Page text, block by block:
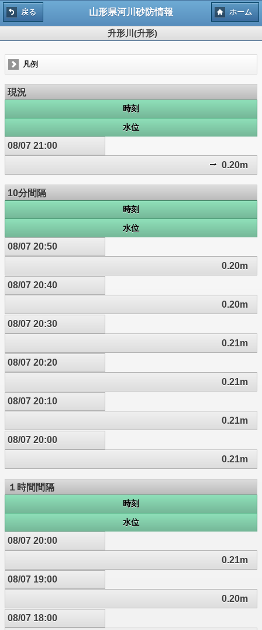
戻る 山形県河川砂防情報 ホーム
升形川(升形)
凡例
現況
時刻
水位
08/07 21:00
0.20m
10分間隔
時刻
水位
08/07 20:50
0.20m
08/07 20:40
0.20m
08/07 20:30
0.21m
08/07 20:20
0.21m
08/07 20:10
0.21m
08/07 20:00
0.21m
１時間間隔
時刻
水位
08/07 20:00
0.21m
08/07 19:00
0.20m
08/07 18:00